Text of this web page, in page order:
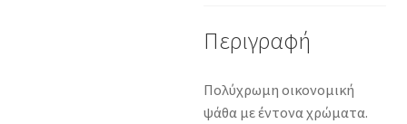
Περιγραφή
Πολύχρωμη οικονομική
ψάθα με έντονα χρώματα.